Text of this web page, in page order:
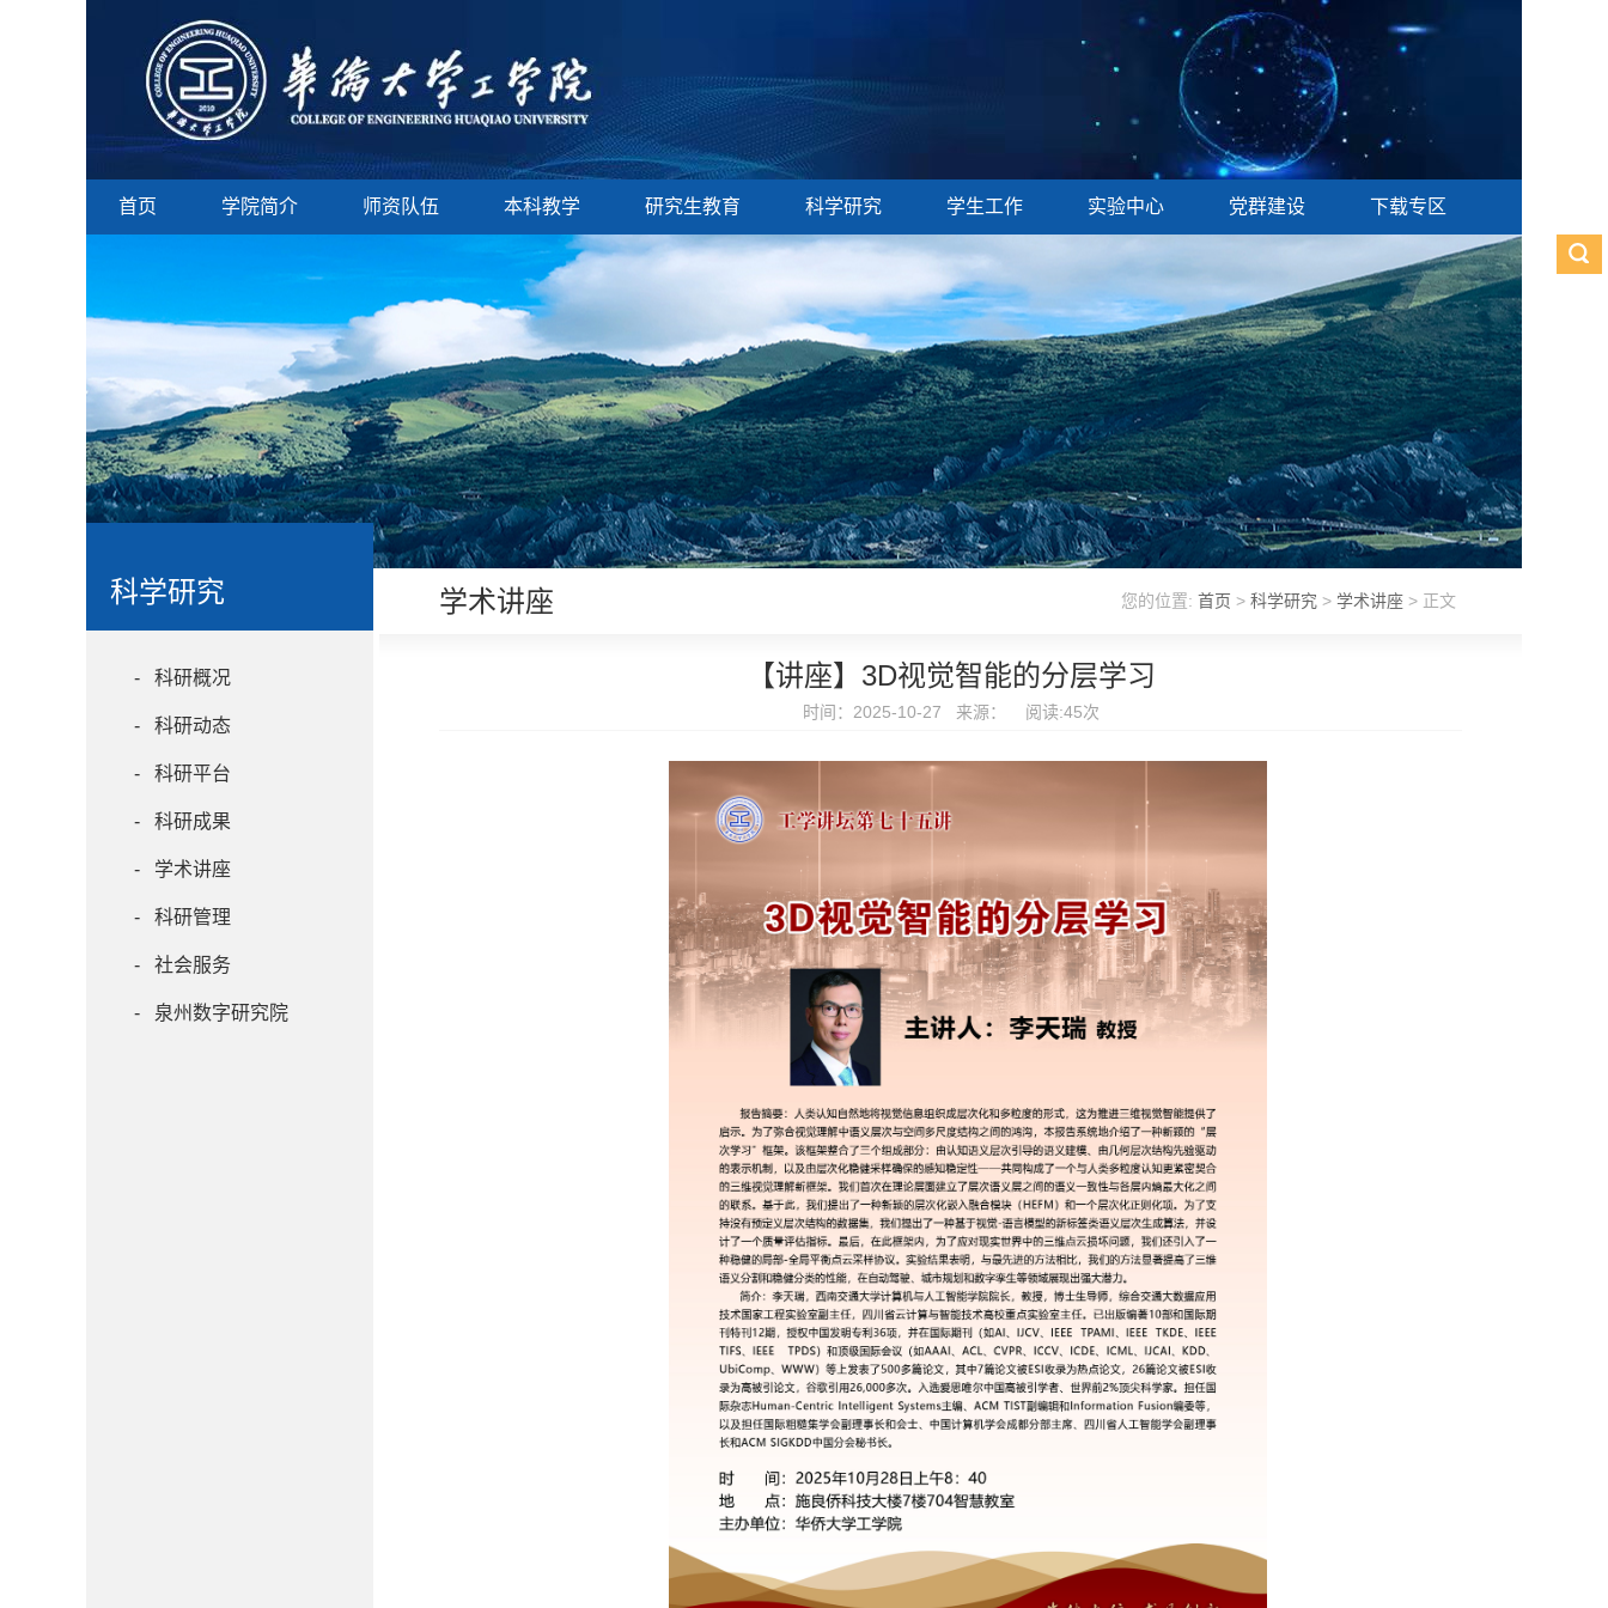
首页 学院简介 师资队伍 本科教学 研究生教育 科学研究 学生工作 实验中心 党群建设 下载专区
科学研究
- 科研概况
- 科研动态
- 科研平台
- 科研成果
- 学术讲座
- 科研管理
- 社会服务
- 泉州数字研究院
学术讲座 您的位置: 首页 > 科学研究 > 学术讲座 > 正文
【讲座】3D视觉智能的分层学习
时间：2025-10-27 来源： 阅读:45次